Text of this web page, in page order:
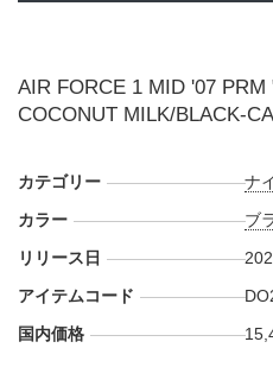
AIR FORCE 1 MID '07 PRM
COCONUT MILK/BLACK-
カテゴリー ナ
カラー
ブ
リリース日
アイテムコード
国内価格